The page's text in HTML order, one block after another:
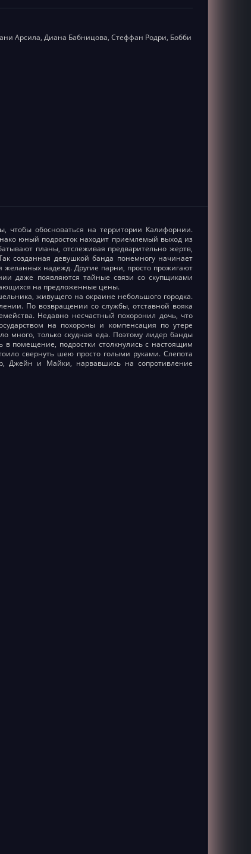
Арсила, Диана Бабницова, Стеффан Родри, Бобби
чтобы обосноваться на территории Калифорнии.
юный подросток находит приемлемый выход из
планы, отслеживая предварительно жертв,
созданная девушкой банда понемногу начинает
желанных надежд. Другие парни, просто прожигают
даже появляются тайные связи со скупщиками
на предложенные цены.
живущего на окраине небольшого городка.
По возвращении со службы, отставной вояка
Недавно несчастный похоронил дочь, что
на похороны и компенсация по утере
много, только скудная еда. Поэтому лидер банды
в помещение, подростки столкнулись с настоящим
свернуть шею просто голыми руками. Слепота
Джейн и Майки, нарвавшись на сопротивление